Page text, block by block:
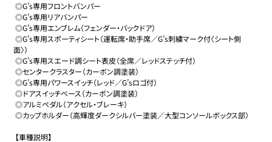
◎G’s専用フロントバンパー
◎G’s専用リアバンパー
◎G’s専用エンブレム（フェンダー・バックドア）
◎G’s専用スポーティシート（運転席・助手席／G’s刺繍マーク付〈シート側
面〉）
◎G’s専用スエード調シート表皮（全席／レッドステッチ付）
◎センタークラスター（カーボン調塗装）
◎G’s専用パワースイッチ（レッド／G’sロゴ付）
◎ドアスイッチベース（カーボン調塗装）
◎アルミペダル（アクセル・ブレーキ）
◎カップホルダー（高輝度ダークシルバー塗装／大型コンソールボックス部）